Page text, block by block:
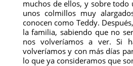
muchos de ellos, y sobre
unos colmillos muy
conocen como Teddy.
la familia, sabiendo que no
nos volveríamos a ver. Si
volveríamos y con más días
lo que ya consideramos que